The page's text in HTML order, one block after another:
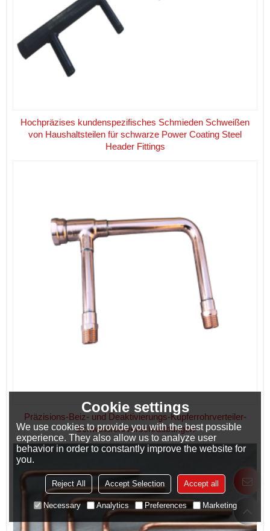
Hochpräzises kundenspezifisches Schmieden Schweißen
von Haushaltsteilen für schwarze Power Coating Steel
Header Fittings
Präzisions-Beiz- und Deaktivierungs-Kupferrohrverteiler-
Schweißrohrverschraubungen
Cookie settings
We use cookies to provide you with the best possible
experience. They also allow us to analyze user
behavior in order to constantly improve the website for
you.
Reject All Accept Selection Accept all
Necessary Analytics Preferences Marketing